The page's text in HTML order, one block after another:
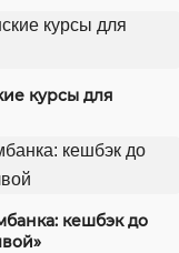
курсы для
кешбэк до